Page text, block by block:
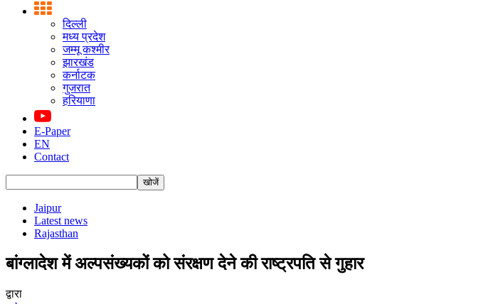
दिल्ली
मध्य प्रदेश
जम्मू कश्मीर
झारखंड
कर्नाटक
गुजरात
हरियाणा
E-Paper
EN
Contact
Jaipur
Latest news
Rajasthan
बांग्लादेश में अल्पसंख्यकों को संरक्षण देने की राष्ट्रपति से गुहार
द्वारा